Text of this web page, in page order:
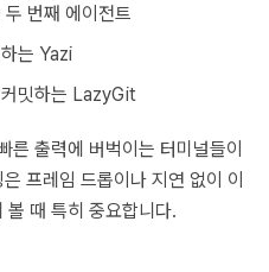
번째 에이전트
는 Yazi
밋하는 LazyGit
출력에 버벅이는 터미널들이
프레임 드롭이나 지연 없이 이
볼 때 특히 중요합니다.